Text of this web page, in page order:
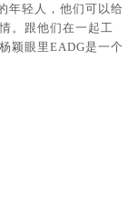
年轻人，他们可以给
。跟他们在一起工
颖眼里EADG是一个